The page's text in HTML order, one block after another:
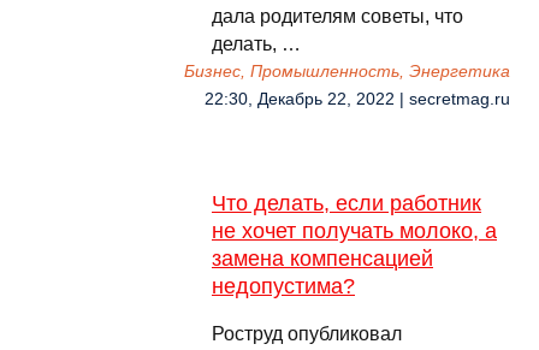
дала родителям советы, что
делать, …
Бизнес, Промышленность, Энергетика
22:30, Декабрь 22, 2022 | secretmag.ru
Что делать, если работник
не хочет получать молоко, а
замена компенсацией
недопустима?
Роструд опубликовал